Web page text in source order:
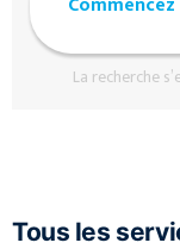
La recherche
Tous les